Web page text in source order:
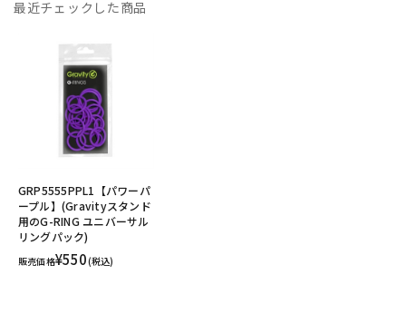
最近チェックした商品
GRP5555PPL1【パワーパ
ープル】(Gravityスタンド
用のG-RING ユニバーサル
リングパック)
販売価格¥550(税込)